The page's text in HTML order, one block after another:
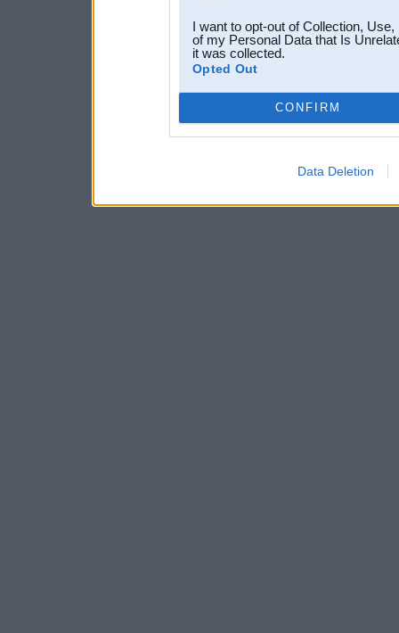
I want to opt-out of Collection,
of my Personal Data that Is
it was collected.
Opted Out
CONFIRM
Data Deletion